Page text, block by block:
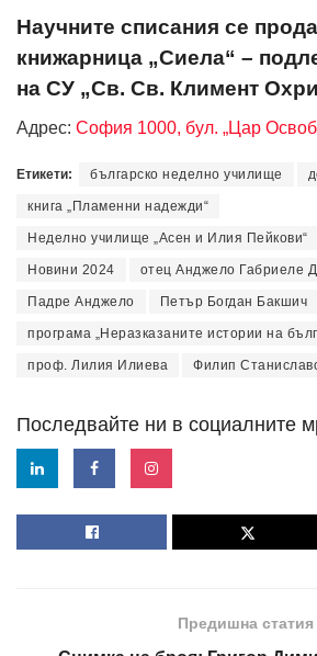
Научните списания се
книжарница „Сиела“ –
на СУ „Св. Св. Климент
Адрес: София 1000, бул. „Цар
Етикети: българско неделно училище
книга „Пламенни надежди“
Неделно училище „Асен и Илия Пейкови“
Новини 2024 отец Анджело Габриеле
Падре Анджело Петър Богдан Бакшич
програма „Неразказаните истории на
проф. Лилия Илиева Филип
Последвайте ни в социалните
Предишна статия